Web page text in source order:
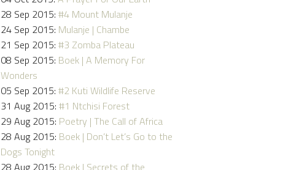
28 Sep 2015:#4 Mount Mulanje
24 Sep 2015: Mulanje | Chambe
21 Sep 2015:#3 Zomba Plateau
08 Sep 2015: Boek | A Memory For
Wonders
05 Sep 2015:#2 Kuti Wildlife Reserve
31 Aug 2015:#1 Ntchisi Forest
29 Aug 2015: Poetry | The Call of Africa
28 Aug 2015: Boek | Don’t Let’s Go to the
Dogs Tonight
28 Aug 2015: Boek | Secrets of the